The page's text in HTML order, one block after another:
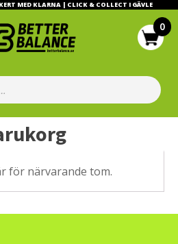
MED KLARNA | CLICK & COLLECT I GÄVLE
för närvarande tom.